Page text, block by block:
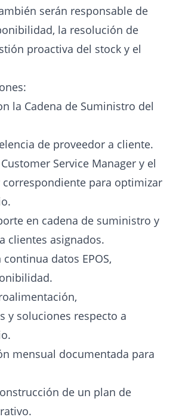
serán responsable de
la resolución de
proactiva del stock y el
la Cadena de Suministro del
de proveedor a cliente.
Service Manager y el
correspondiente para optimizar
en cadena de suministro y
clientes asignados.
datos EPOS,
y soluciones respecto a
mensual documentada para
de un plan de